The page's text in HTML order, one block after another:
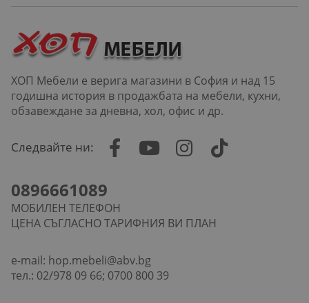
ХОП Мебели е верига магазини в София и над 15
годишна история в продажбата на мебели, кухни,
обзавеждане за дневна, хол, офис и др.
Следвайте ни:
0896661089
МОБИЛЕН ТЕЛЕФОН
ЦЕНА СЪГЛАСНО ТАРИФНИЯ ВИ ПЛАН
e-mail: hop.mebeli@abv.bg
тел.: 02/978 09 66; 0700 800 39